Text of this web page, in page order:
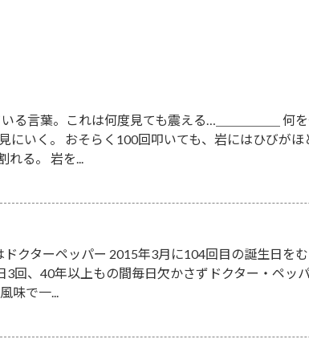
る言葉。これは何度見ても震える…＿＿＿＿＿ 何
にいく。 おそらく100回叩いても、岩にはひびがほ
れる。 岩を...
クターペッパー 2015年3月に104回目の誕生日を
回、40年以上もの間毎日欠かさずドクター・ペッ
味で一...